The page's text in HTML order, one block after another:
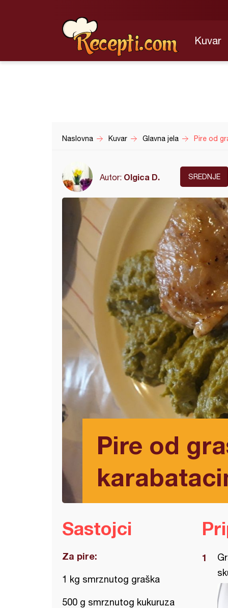
Kuvar
Naslovna Kuvar Glavna jela Pire od
Autor: Olgica D. SREDNJE
Pire od
Sastojci
Za pire:
1 kg smrznutog graška
500 g smrznutog kukuruza